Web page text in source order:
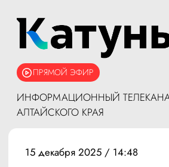
ПРЯМОЙ ЭФИР
ИНФОРМАЦИОННЫЙ
АЛТАЙСКОГО КРАЯ
15 декабря 2025 / 14:48